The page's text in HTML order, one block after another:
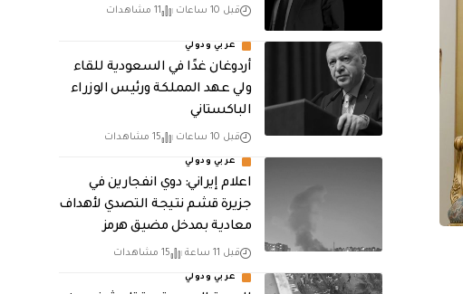
قبل 10 ساعات 11 مشاهدات
عربي ودولي
أردوغان غدًا في السعودية للقاء
ولي عهد المملكة ورئيس الوزراء
الباكستاني
قبل 10 ساعات 15 مشاهدات
عربي ودولي
اعلام إيراني: دوي انفجارين في
جزيرة قشم نتيجة التصدي لأهداف
معادية بمدخل مضيق هرمز
قبل 11 ساعة 15 مشاهدات
عربي ودولي